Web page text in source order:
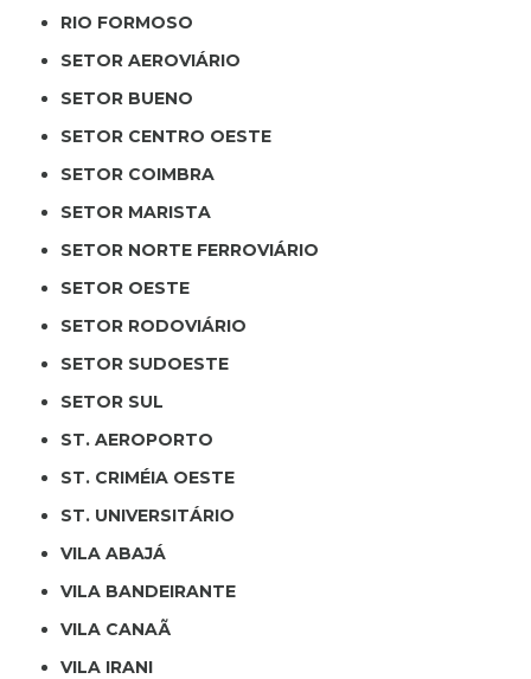
RIO FORMOSO
SETOR AEROVIÁRIO
SETOR BUENO
SETOR CENTRO OESTE
SETOR COIMBRA
SETOR MARISTA
SETOR NORTE FERROVIÁRIO
SETOR OESTE
SETOR RODOVIÁRIO
SETOR SUDOESTE
SETOR SUL
ST. AEROPORTO
ST. CRIMÉIA OESTE
ST. UNIVERSITÁRIO
VILA ABAJÁ
VILA BANDEIRANTE
VILA CANAÃ
VILA IRANI